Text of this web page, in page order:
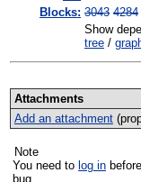
Blocks: 3043 4284
Show
tree /
Attachments
Add an attachment
Note
You need to log in
bug.